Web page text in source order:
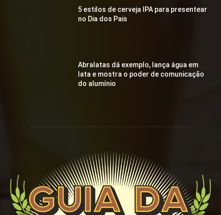
5 estilos de cerveja IPA para presentear
no Dia dos Pais
Abralatas dá exemplo, lança água em
lata e mostra o poder de comunicação
do alumínio